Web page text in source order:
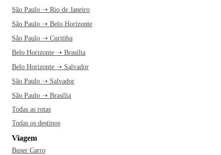
São Paulo ➝ Rio de Janeiro
São Paulo ➝ Belo Horizonte
São Paulo ➝ Curitiba
Belo Horizonte ➝ Brasília
Belo Horizonte ➝ Salvador
São Paulo ➝ Salvador
São Paulo ➝ Brasília
Todas as rotas
Todas os destinos
Viagem
Buser Carro